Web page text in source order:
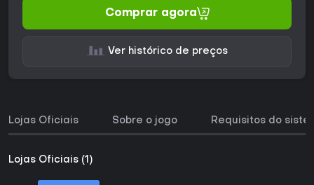
Comprar agora
Ver histórico de preços
Lojas Oficiais Sobre o jogo Requisitos do
Lojas Oficiais (1)